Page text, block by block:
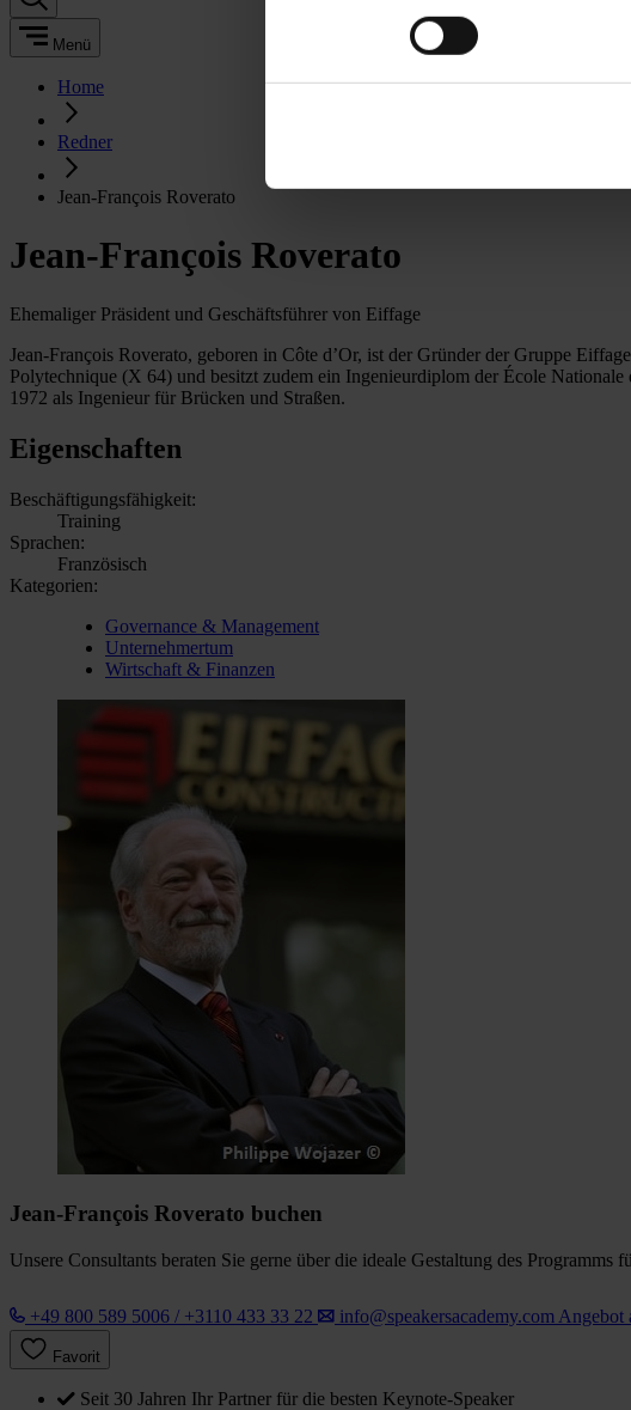
Menü
Home
Redner
Jean-François Roverato
Jean-François Roverato
Ehemaliger Präsident und Geschäftsführer von Eiffage
Jean-François Roverato, geboren in Côte d’Or, ist der Gründer der Gruppe
Polytechnique (X 64) und besitzt zudem ein Ingenieurdiplom der École
1972 als Ingenieur für Brücken und Straßen.
Eigenschaften
Beschäftigungsfähigkeit:
Training
Sprachen:
Französisch
Kategorien:
Governance & Management
Unternehmertum
Wirtschaft & Finanzen
Jean-François Roverato buchen
Unsere Consultants beraten Sie gerne über die ideale Gestaltung des Programms
+49 800 589 5006 / +3110 433 33 22 info@speakersacademy.com Angebot
Favorit
Seit 30 Jahren Ihr Partner für die besten Keynote-Speaker